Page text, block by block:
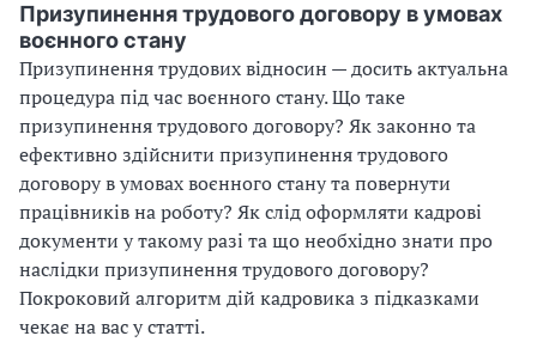
Призупинення трудового договору в умовах
воєнного стану
Призупинення трудових відносин — досить актуальна
процедура під час воєнного стану. Що таке
призупинення трудового договору? Як законно та
ефективно здійснити призупинення трудового
договору в умовах воєнного стану та повернути
працівників на роботу? Як слід оформляти кадрові
документи у такому разі та що необхідно знати про
наслідки призупинення трудового договору?
Покроковий алгоритм дій кадровика з підказками
чекає на вас у статті.